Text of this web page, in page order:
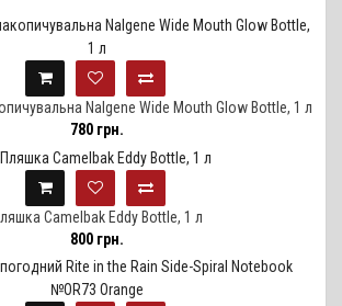
Nalgene Wide Mouth Glow Bottle, 1 л
780 грн.
Camelbak Eddy Bottle, 1 л
800 грн.